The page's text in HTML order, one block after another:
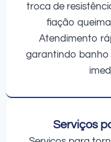
troca de
fiação
Atendimento
garantindo banho
Serviços